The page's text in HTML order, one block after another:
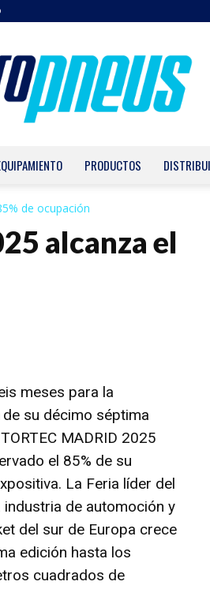
PRODUCTOS
de ocupación
alcanza el
meses para la
su décimo séptima
MADRID 2025
el 85% de su
La Feria líder del
de automoción y
del sur de Europa crece
edición hasta los
cuadrados de